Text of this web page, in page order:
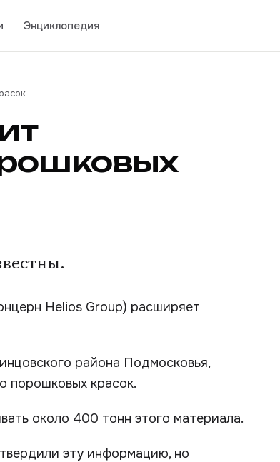
Энциклопедия
Helios Group) расширяет
района Подмосковья,
порошковых красок.
около 400 тонн этого материала.
эту информацию, но